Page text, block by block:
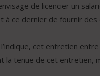
de licencier un
à ce dernier de fournir des
cet entretien
la tenue de cet